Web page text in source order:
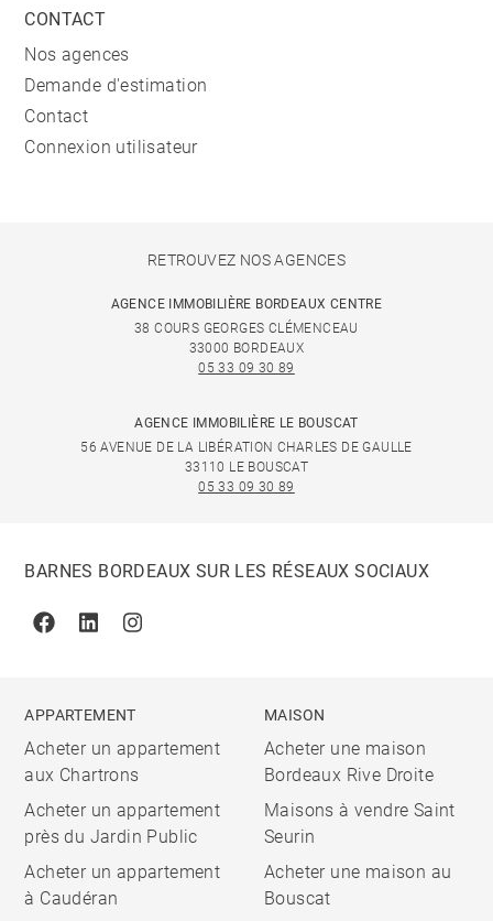
CONTACT
Nos agences
Demande d'estimation
Contact
Connexion utilisateur
RETROUVEZ NOS AGENCES
AGENCE IMMOBILIÈRE BORDEAUX CENTRE
38 COURS GEORGES CLÉMENCEAU
33000 BORDEAUX
05 33 09 30 89
AGENCE IMMOBILIÈRE LE BOUSCAT
56 AVENUE DE LA LIBÉRATION CHARLES DE GAULLE
33110 LE BOUSCAT
05 33 09 30 89
BARNES BORDEAUX SUR LES RÉSEAUX SOCIAUX
FacebookLinkedinInstagram
APPARTEMENT
Acheter un appartement
aux Chartrons
Acheter un appartement
près du Jardin Public
Acheter un appartement
à Caudéran
MAISON
Acheter une maison
Bordeaux Rive Droite
Maisons à vendre Saint
Seurin
Acheter une maison au
Bouscat